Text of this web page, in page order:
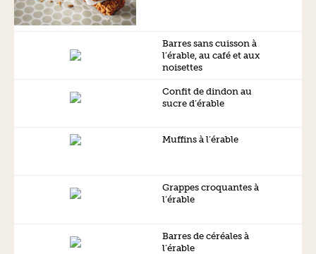
Barres sans cuisson à
l’érable, au café et aux
noisettes
Confit de dindon au
sucre d’érable
Muffins à l’érable
Grappes croquantes à
l’érable
Barres de céréales à
l’érable